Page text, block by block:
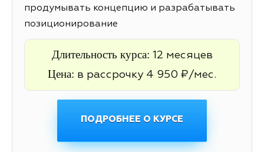
продумывать концепцию и разрабатывать
позиционирование
Длительность курса: 12 месяцев
Цена: в рассрочку 4 950 ₽/мес.
ПОДРОБНЕЕ О КУРСЕ